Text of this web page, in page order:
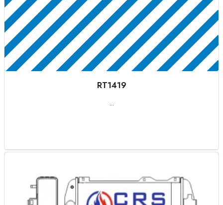
RT1419
...